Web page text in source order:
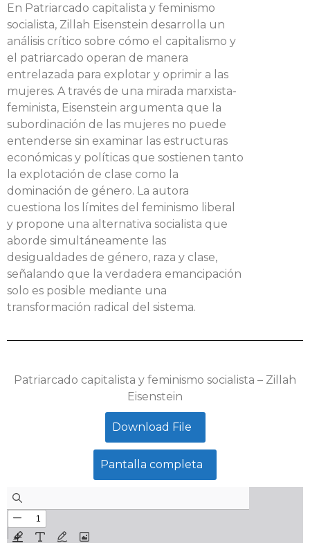
En Patriarcado capitalista y feminismo
socialista, Zillah Eisenstein desarrolla un
análisis crítico sobre cómo el capitalismo y
el patriarcado operan de manera
entrelazada para explotar y oprimir a las
mujeres. A través de una mirada marxista-
feminista, Eisenstein argumenta que la
subordinación de las mujeres no puede
entenderse sin examinar las estructuras
económicas y políticas que sostienen tanto
la explotación de clase como la
dominación de género. La autora
cuestiona los límites del feminismo liberal
y propone una alternativa socialista que
aborde simultáneamente las
desigualdades de género, raza y clase,
señalando que la verdadera emancipación
solo es posible mediante una
transformación radical del sistema.
Patriarcado capitalista y feminismo socialista – Zillah
Eisenstein
Download File
Pantalla completa